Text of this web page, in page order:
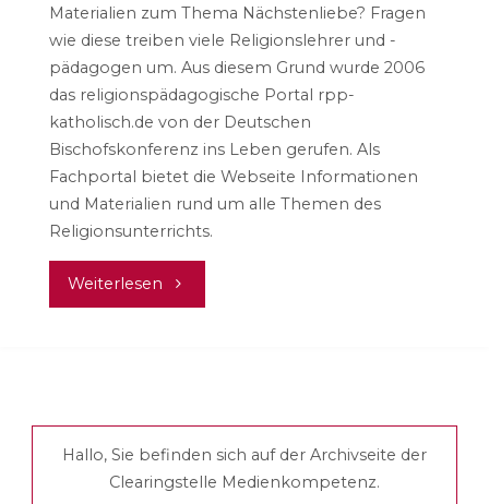
Materialien zum Thema Nächstenliebe? Fragen
wie diese treiben viele Religionslehrer und -
pädagogen um. Aus diesem Grund wurde 2006
das religionspädagogische Portal rpp-
katholisch.de von der Deutschen
Bischofskonferenz ins Leben gerufen. Als
Fachportal bietet die Webseite Informationen
und Materialien rund um alle Themen des
Religionsunterrichts.
Weiterlesen "Alles
Religionsunterricht"
Hallo, Sie befinden sich auf der Archivseite der
Clearingstelle Medienkompetenz.